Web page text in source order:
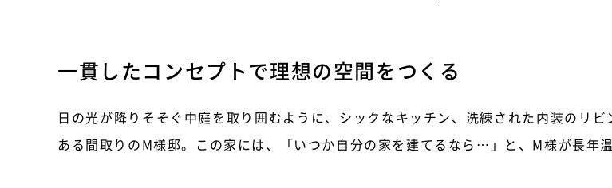
一貫したコンセプトで理想の空間をつくる
日の光が降りそそぐ中庭を取り囲むように、シックなキッチン、洗練された内装のリ
ある間取りのM様邸。この家には、「いつか自分の家を建てるなら…」と、M様が長年